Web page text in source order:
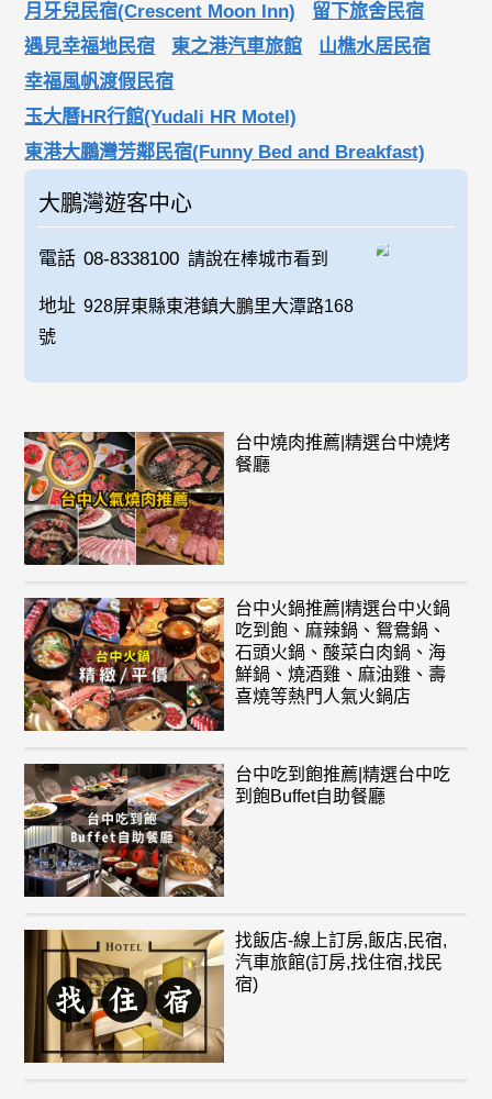
月牙兒民宿(Crescent Moon Inn)
留下旅舍民宿
遇見幸福地民宿
東之港汽車旅館
山樵水居民宿
幸福風帆渡假民宿
玉大曆HR行館(Yudali HR Motel)
東港大鵬灣芳鄰民宿(Funny Bed and Breakfast)
大鵬灣遊客中心
電話 08-8338100 請說在棒城市看到
地址 928屏東縣東港鎮大鵬里大潭路168
號
台中燒肉推薦|精選台中燒烤
餐廳
台中火鍋推薦|精選台中火鍋
吃到飽、麻辣鍋、鴛鴦鍋、
石頭火鍋、酸菜白肉鍋、海
鮮鍋、燒酒雞、麻油雞、壽
喜燒等熱門人氣火鍋店
台中吃到飽推薦|精選台中吃
到飽Buffet自助餐廳
找飯店-線上訂房,飯店,民宿,
汽車旅館(訂房,找住宿,找民
宿)